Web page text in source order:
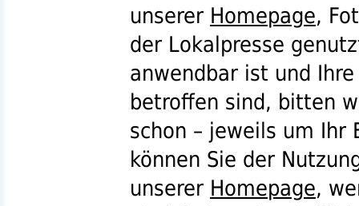
unserer Homepage,
der Lokalpresse
anwendbar ist und
betroffen sind, bitten
schon – jeweils um Ihr
können Sie der
unserer Homepage,